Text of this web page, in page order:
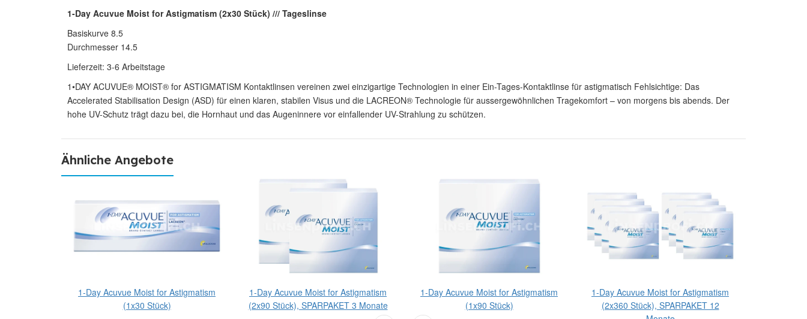
1-Day Acuvue Moist for Astigmatism (2x30 Stück) /// Tageslinse
Basiskurve 8.5
Durchmesser 14.5
Lieferzeit: 3-6 Arbeitstage
1•DAY ACUVUE® MOIST® for ASTIGMATISM Kontaktlinsen vereinen zwei einzigartige Technologien in einer Ein-Tages-Kontaktlinse für astigmatisch Fehlsichtige: Das
Accelerated Stabilisation Design (ASD) für einen klaren, stabilen Visus und die LACREON® Technologie für aussergewöhnlichen Tragekomfort – von morgens bis abends. Der
hohe UV-Schutz trägt dazu bei, die Hornhaut und das Augeninnere vor einfallender UV-Strahlung zu schützen.
Ähnliche Angebote
1-Day Acuvue Moist for Astigmatism
(1x30 Stück)
1-Day Acuvue Moist for Astigmatism
(2x90 Stück), SPARPAKET 3 Monate
1-Day Acuvue Moist for Astigmatism
(1x90 Stück)
1-Day Acuvue Moist for Astigmatism
(2x360 Stück), SPARPAKET 12